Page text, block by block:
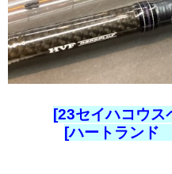
[23セイハコウ
[ハートランド